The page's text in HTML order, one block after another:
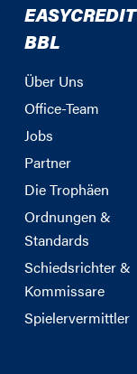
EASYCREDIT
BBL
Über Uns
Office-Team
Jobs
Partner
Die Trophäen
Ordnungen &
Standards
Schiedsrichter &
Kommissare
Spielervermittler